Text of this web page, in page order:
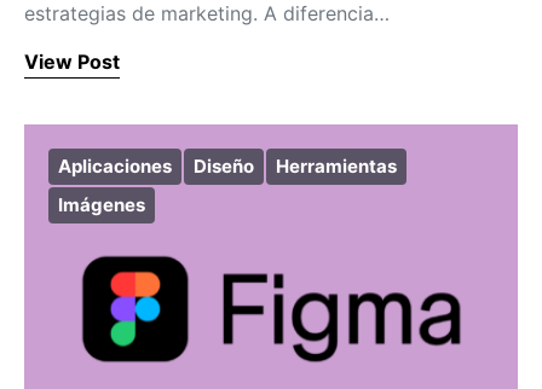
estrategias de marketing. A diferencia…
View Post
Aplicaciones Diseño
Herramientas
Imágenes